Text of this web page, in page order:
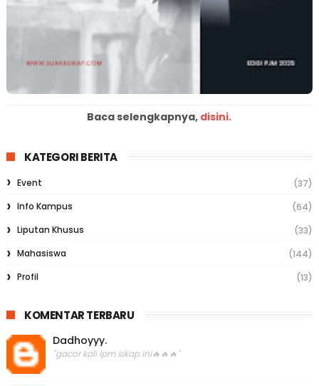
Baca selengkapnya, disini.
KATEGORI BERITA
Event
(37)
Info Kampus
(64)
Liputan Khusus
(33)
Mahasiswa
(144)
Profil
(13)
KOMENTAR TERBARU
Dadhoyyy.
"gacor kali lpm sikap ini🔥🔥🔥"